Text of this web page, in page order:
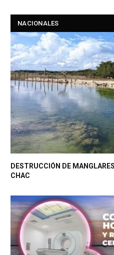
NACIONALES
DESTRUCCIÓN DE
CHAC